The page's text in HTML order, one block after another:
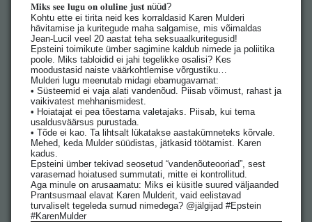
𝐌𝐢𝐤𝐬 𝐬𝐞𝐞 𝐥𝐮𝐠𝐮 𝐨𝐧 𝐨𝐥𝐮𝐥𝐢𝐧𝐞 𝐣𝐮𝐬𝐭 𝐧üü𝐝?
Kohtu ette ei tirita neid kes korraldasid Karen Mulderi
hävitamise ja kuritegude maha salgamise, mis võimaldas
Jean-Lucil veel 20 aastat teha seksuaalkuritegusid!
Epsteini toimikute ümber sagimine kaldub nimede ja poliitika
poole. Miks tabloidid ei jahi tegelikke osalisi? Kes
moodustasid naiste väärkohtlemise võrgustiku…
Mulderi lugu meenutab midagi ebamugavamat:
• Süsteemid ei vaja alati vandenõud. Piisab võimust, rahast ja
vaikivatest mehhanismidest.
• Hoiatajat ei pea tõestama valetajaks. Piisab, kui tema
usaldusväärsus purustada.
• Tõde ei kao. Ta lihtsalt lükatakse aastakümneteks kõrvale.
Mehed, keda Mulder süüdistas, jätkasid töötamist. Karen
kadus.
Epsteini ümber tekivad seosetud “vandenõuteooriad”, sest
varasemad hoiatused summutati, mitte ei kontrollitud.
Aga minule on arusaamatu: Miks ei küsitle suured väljaanded
Prantsusmaal elavat Karen Mulderit, vaid eelistavad
turvaliselt tegeleda surnud nimedega? @jälgijad #Epstein
#KarenMulder